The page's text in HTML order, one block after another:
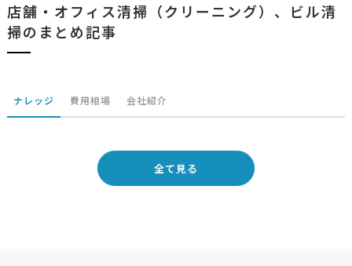
店舗・オフィス清掃（クリーニング）、ビル清
掃のまとめ記事
ナレッジ 費用相場 会社紹介
全て見る